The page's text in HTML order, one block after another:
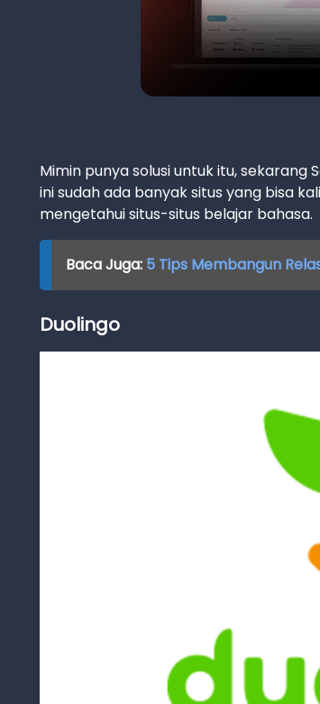
Mimin punya solusi untuk itu,
ini sudah ada banyak situs yang bisa
mengetahui situs-situs belajar bahasa.
Baca Juga: 5 Tips Membangun
Duolingo